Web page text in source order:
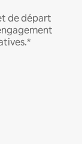
de départ